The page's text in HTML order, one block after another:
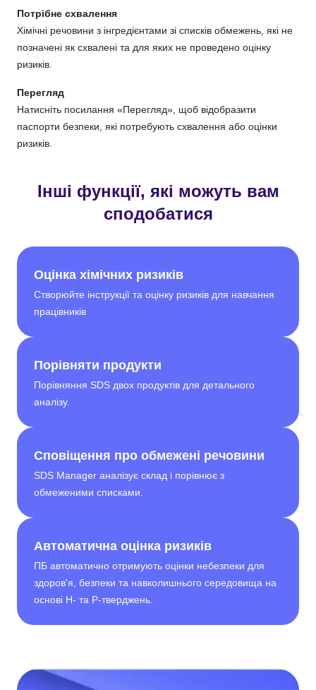
Потрібне схвалення
Хімічні речовини з інгредієнтами зі списків обмежень, які не
позначені як схвалені та для яких не проведено оцінку
ризиків.
Перегляд
Натисніть посилання «Перегляд», щоб відобразити
паспорти безпеки, які потребують схвалення або оцінки
ризиків.
Інші функції, які можуть вам
сподобатися
Оцінка хімічних ризиків
Створюйте інструкції та оцінку ризиків для навчання
працівників
Порівняти продукти
Порівняння SDS двох продуктів для детального
аналізу.
Сповіщення про обмежені речовини
SDS Manager аналізує склад і порівнює з
обмеженими списками.
Автоматична оцінка ризиків
ПБ автоматично отримують оцінки небезпеки для
здоров'я, безпеки та навколишнього середовища на
основі H- та P-тверджень.